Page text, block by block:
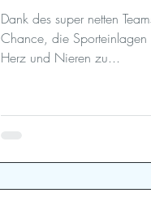
Dank des super netten Teams von currexSole
Chance, die Sporteinlagen
Herz und Nieren zu...